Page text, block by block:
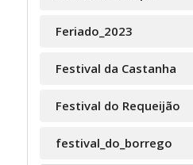
Feriado_2023
Festival da Castanha
Festival do Requeijão
festival_do_borrego